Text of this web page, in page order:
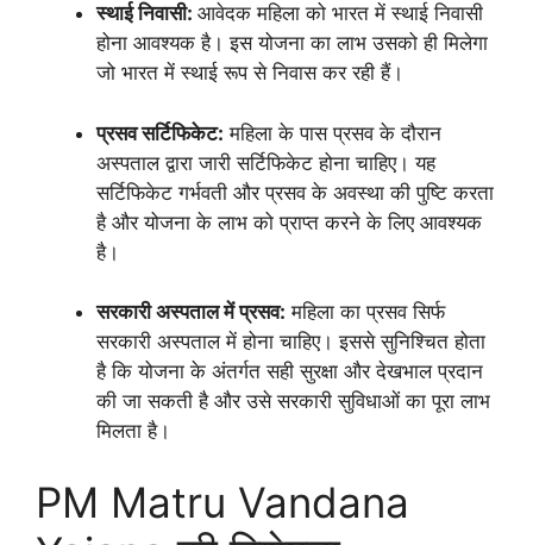
स्थाई निवासी: आवेदक महिला को भारत में स्थाई निवासी
होना आवश्यक है। इस योजना का लाभ उसको ही मिलेगा
जो भारत में स्थाई रूप से निवास कर रही हैं।
प्रसव सर्टिफिकेट: महिला के पास प्रसव के दौरान
अस्पताल द्वारा जारी सर्टिफिकेट होना चाहिए। यह
सर्टिफिकेट गर्भवती और प्रसव के अवस्था की पुष्टि करता
है और योजना के लाभ को प्राप्त करने के लिए आवश्यक
है।
सरकारी अस्पताल में प्रसव: महिला का प्रसव सिर्फ
सरकारी अस्पताल में होना चाहिए। इससे सुनिश्चित होता
है कि योजना के अंतर्गत सही सुरक्षा और देखभाल प्रदान
की जा सकती है और उसे सरकारी सुविधाओं का पूरा लाभ
मिलता है।
PM Matru Vandana